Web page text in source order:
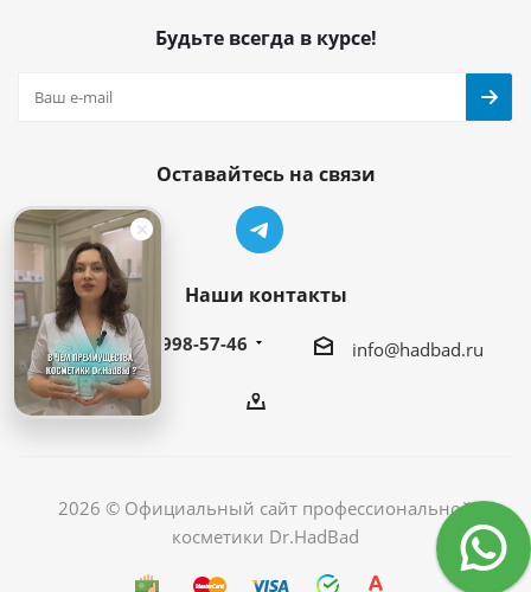
Будьте всегда в курсе!
Оставайтесь на связи
Наши контакты
+7 (495) 998-57-46 info@hadbad.ru
2026 © Официальный сайт профессиональной
косметики Dr.HadBad